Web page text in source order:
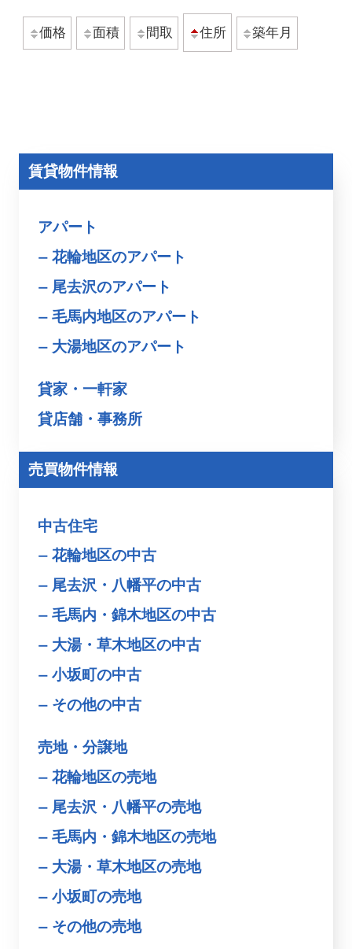
価格 面積 間取 住所 築年月
賃貸物件情報
アパート
花輪地区のアパート
尾去沢のアパート
毛馬内地区のアパート
大湯地区のアパート
貸家・一軒家
貸店舗・事務所
売買物件情報
中古住宅
花輪地区の中古
尾去沢・八幡平の中古
毛馬内・錦木地区の中古
大湯・草木地区の中古
小坂町の中古
その他の中古
売地・分譲地
花輪地区の売地
尾去沢・八幡平の売地
毛馬内・錦木地区の売地
大湯・草木地区の売地
小坂町の売地
その他の売地